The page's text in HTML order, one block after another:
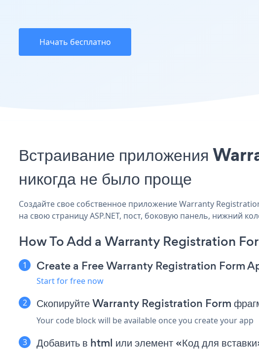
Начать бесплатно
Встраивание приложения
никогда не было проще
Создайте свое собственное приложение Warranty
на свою страницу ASP.NET, пост, боковую панель, нижний
How To Add a Warranty Registration
Create a Free Warranty Registration Form
Start for free now
Скопируйте Warranty Registration Form
Your code block will be available once you create your app
Добавить в html или элемент «Код для